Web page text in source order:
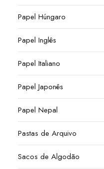
Papel Húngaro
Papel Inglês
Papel Italiano
Papel Japonês
Papel Nepal
Pastas de Arquivo
Sacos de Algodão